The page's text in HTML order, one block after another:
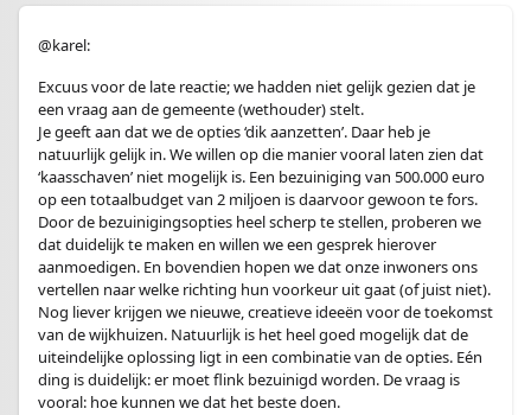
@karel:
Excuus voor de late reactie; we hadden niet gelijk gezien dat je
een vraag aan de gemeente (wethouder) stelt.
Je geeft aan dat we de opties ‘dik aanzetten’. Daar heb je
natuurlijk gelijk in. We willen op die manier vooral laten zien dat
‘kaasschaven’ niet mogelijk is. Een bezuiniging van 500.000 euro
op een totaalbudget van 2 miljoen is daarvoor gewoon te fors.
Door de bezuinigingsopties heel scherp te stellen, proberen we
dat duidelijk te maken en willen we een gesprek hierover
aanmoedigen. En bovendien hopen we dat onze inwoners ons
vertellen naar welke richting hun voorkeur uit gaat (of juist niet).
Nog liever krijgen we nieuwe, creatieve ideeën voor de toekomst
van de wijkhuizen. Natuurlijk is het heel goed mogelijk dat de
uiteindelijke oplossing ligt in een combinatie van de opties. Eén
ding is duidelijk: er moet flink bezuinigd worden. De vraag is
vooral: hoe kunnen we dat het beste doen.